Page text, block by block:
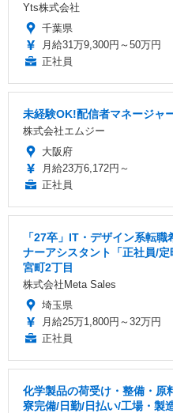
Yts株式会社
千葉県
月給31万9,300円～50万円
正社員
未経験OK!配信者マネージャ
株式会社エムジー
大阪府
月給23万6,172円～
正社員
「27卒」IT・デザイン系転
ナーアシスタント「正社員/
宮町2丁目
株式会社Meta Sales
埼玉県
月給25万1,800円～32万円
正社員
化学製品の荷受け・整備・原
寮完備/日勤/日払い/工場・製